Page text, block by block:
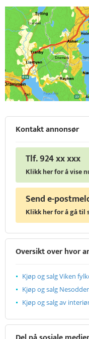
Kontakt annonsør
Tlf. 924 xx xxx
Klikk her for å vise
Send e-
Klikk her for å gå til
Oversikt over hvor
Kjøp og salg Viken
Kjøp og salg
Kjøp og salg av